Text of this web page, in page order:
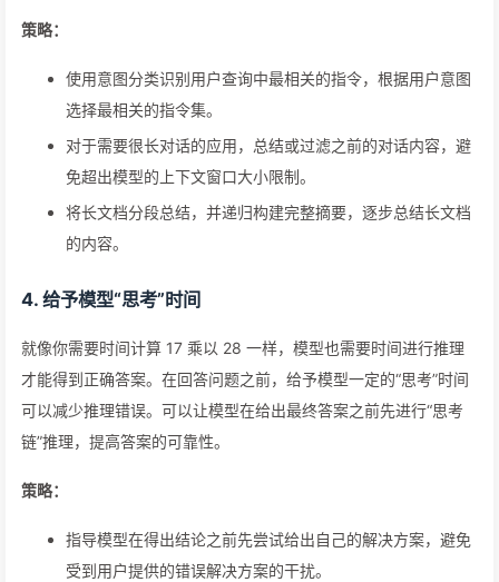
策略：
使用意图分类识别用户查询中最相关的指令，根据用户意图
选择最相关的指令集。
对于需要很长对话的应用，总结或过滤之前的对话内容，避
免超出模型的上下文窗口大小限制。
将长文档分段总结，并递归构建完整摘要，逐步总结长文档
的内容。
4. 给予模型“思考”时间
就像你需要时间计算 17 乘以 28 一样，模型也需要时间进行推理
才能得到正确答案。在回答问题之前，给予模型一定的“思考”时间
可以减少推理错误。可以让模型在给出最终答案之前先进行“思考
链”推理，提高答案的可靠性。
策略：
指导模型在得出结论之前先尝试给出自己的解决方案，避免
受到用户提供的错误解决方案的干扰。